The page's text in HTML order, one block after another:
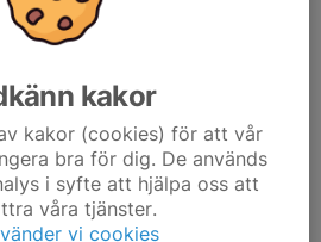
kakor
kakor (cookies) för att vår
bra för dig. De används
i syfte att hjälpa oss att
våra tjänster.
vi cookies